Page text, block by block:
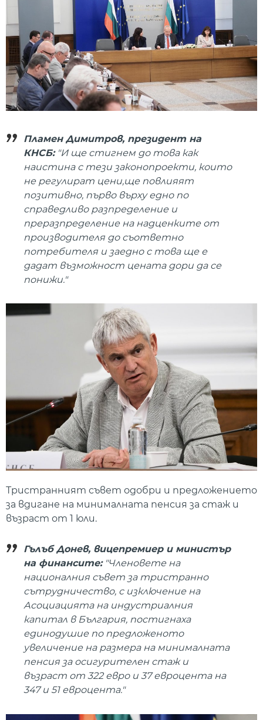
Пламен Димитров, президент на
КНСБ:"И ще стигнем до това как
наистина с тези законопроекти, които
не регулират цени,ще повлияят
позитивно, първо върху едно по
справедливо разпределение и
преразпределение на надценките от
производителя до съответно
потребителя и заедно с това ще е
дадат възможност цената дори да се
понижи."
Тристранният съвет одобри и предложението
за вдигане на минималната пенсия за стаж и
възраст от 1 юли.
Гълъб Донев, вицепремиер и министър
на финансите:"Членовете на
националния съвет за тристранно
сътрудничество, с изключение на
Асоциацията на индустриалния
капитал в България, постигнаха
единодушие по предложеното
увеличение на размера на минималната
пенсия за осигурителен стаж и
възраст от 322 евро и 37 евроцента на
347 и 51 евроцента."